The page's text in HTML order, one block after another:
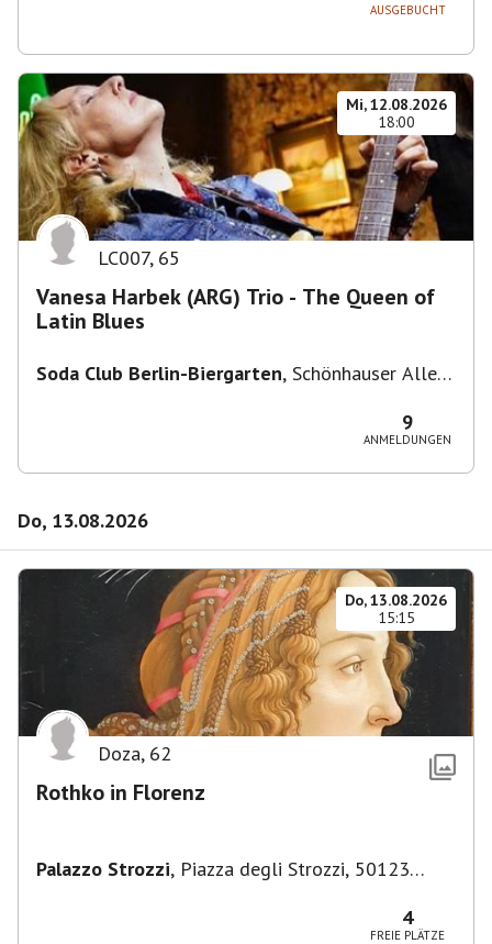
AUSGEBUCHT
Mi, 12.08.2026
18:00
LC007, 65
Vanesa Harbek (ARG) Trio - The Queen of
Latin Blues
Soda Club Berlin-Biergarten, Schönhauser Allee
9
ANMELDUNGEN
Do, 13.08.2026
Do, 13.08.2026
15:15
Doza, 62
Rothko in Florenz
Palazzo Strozzi, Piazza degli Strozzi, 50123
4
FREIE PLÄTZE